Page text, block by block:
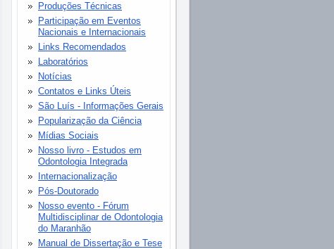
Produções Técnicas
Participação em Eventos
Nacionais e Internacionais
Links Recomendados
Laboratórios
Notícias
Contatos e Links Úteis
São Luís - Informações Gerais
Popularização da Ciência
Mídias Sociais
Nosso livro - Estudos em
Odontologia Integrada
Internacionalização
Pós-Doutorado
Nosso evento - Fórum
Multidisciplinar de Odontologia
do Maranhão
Manual de Dissertação e Tese